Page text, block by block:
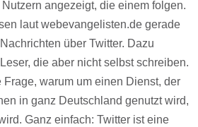
angezeigt, die einem folgen.
laut webevangelisten.de gerade
über Twitter. Dazu
die aber nicht selbst schreiben.
Frage, warum um einen Dienst, der
in ganz Deutschland genutzt wird,
Ganz einfach: Twitter ist eine